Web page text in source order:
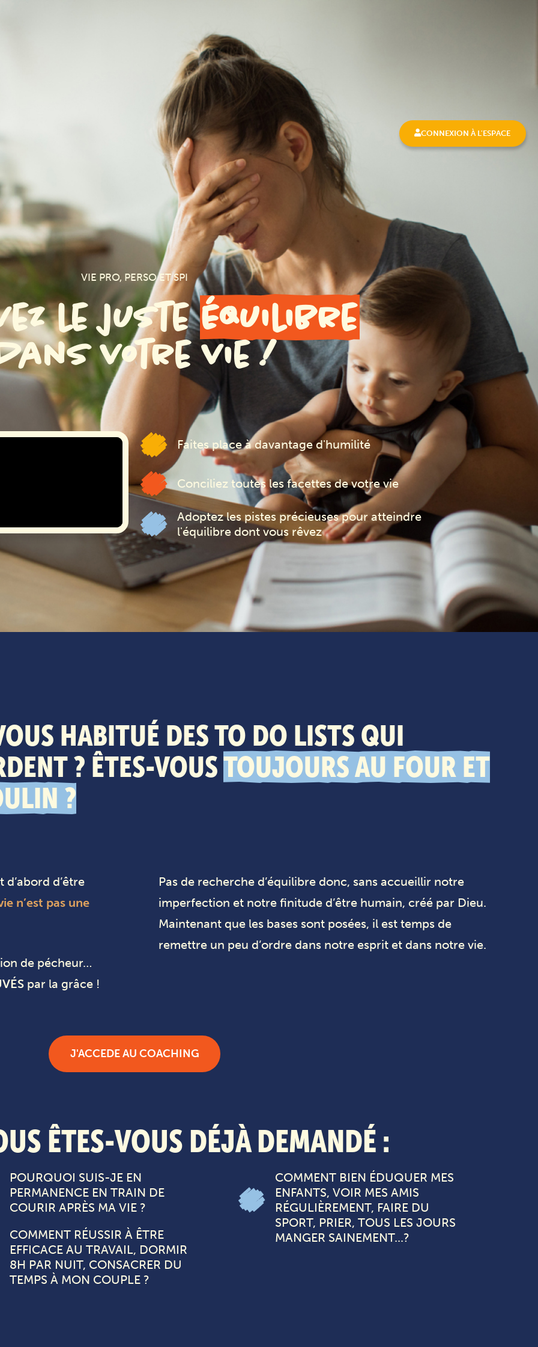
CONNEXION À L'ESPACE
VIE PRO, PERSO ET SPI
le justeéquilibre
votre vie !
Faites place à davantage d'humilité
Conciliez toutes les facettes de votre vie
Adoptez les pistes précieuses pour atteindre
l'équilibre dont vous rêvez
HABITUÉ DES TO DO LISTS QUI
? ÊTES-VOUSTOUJOURS AU FOUR ET
?
d’être
n’est pas une
de pécheur…
par la grâce !
Pas de recherche d’équilibre donc, sans accueillir notre
imperfection et notre finitude d’être humain, créé par Dieu.
Maintenant que les bases sont posées, il est temps de
remettre un peu d’ordre dans notre esprit et dans notre vie.
J'ACCEDE AU COACHING
ÊTES-VOUS DÉJÀ DEMANDÉ :
POURQUOI SUIS-JE EN
PERMANENCE EN TRAIN DE
COURIR APRÈS MA VIE ?​
COMMENT RÉUSSIR À ÊTRE
EFFICACE AU TRAVAIL, DORMIR
8H PAR NUIT, CONSACRER DU
TEMPS À MON COUPLE ?​
COMMENT BIEN ÉDUQUER MES
ENFANTS, VOIR MES AMIS
RÉGULIÈREMENT, FAIRE DU
SPORT, PRIER, TOUS LES JOURS
MANGER SAINEMENT...?​